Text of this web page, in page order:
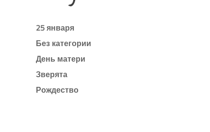
25 января
Без категории
День матери
Зверята
Рождество